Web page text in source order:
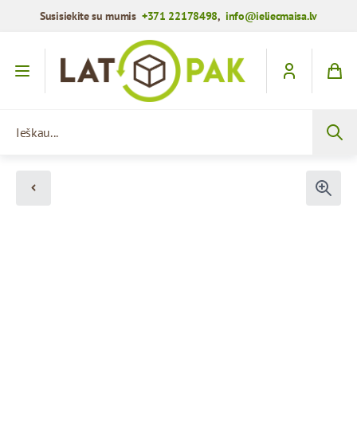
Susisiekite su mumis+371 22178498, info@ieliecmaisa.lv